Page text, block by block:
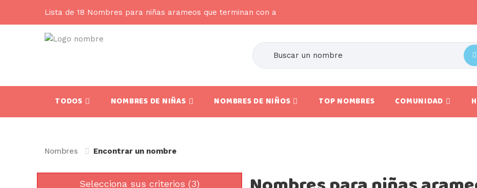
Lista de 18 Nombres para niñas arameos que terminan con a
TODOS NOMBRES DE NIÑAS NOMBRES DE NIÑOS TOP NOMBRES COMUNIDAD
Nombres Encontrar un nombre
Selecciona sus criterios (3)